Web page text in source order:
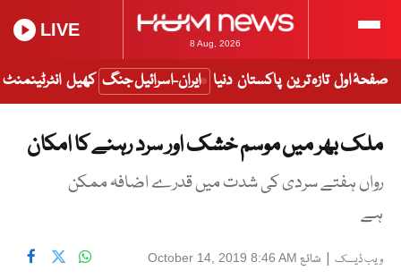
8 Aug, 2026
LIVE
صفحۂ اول تازہ ترین پاکستان دنیا ایران-اسرائیل جنگ کھیل انٹرٹینمنٹ
ملک بھر میں موسم خشک اور سرد رہنے کا امکان
رواں ہفتے سردی کی شدت میں قدرے اضافہ ممکن
ہے
ویب ڈیسک | شائع October 14, 2019 8:46 AM